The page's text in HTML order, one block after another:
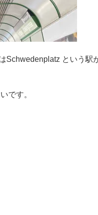
Schwedenplatz という駅
です。